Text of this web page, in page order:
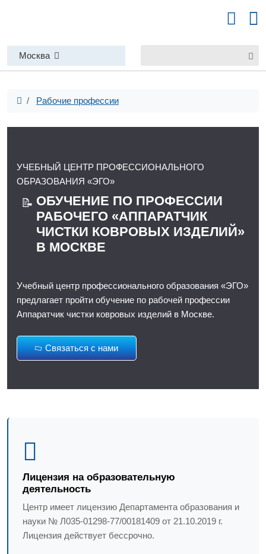
Москва
Рабочие профессии
УЧЕБНЫЙ ЦЕНТР ПРОФЕССИОНАЛЬНОГО
ОБРАЗОВАНИЯ «ЭГО»
📝 ОБУЧЕНИЕ ПО ПРОФЕССИИ
РАБОЧЕГО «АППАРАТЧИК
ЧИСТКИ КОВРОВЫХ ИЗДЕЛИЙ»
В МОСКВЕ
Учебный центр профессионального образования «ЭГО»
предлагает пройти обучение по рабочей профессии
Аппаратчик чистки ковровых изделий в Москве.
Связаться с нами
Лицензия на образовательную
деятельность
Центр имеет лицензию Департамента образования и
науки № Л035-01298-77/00181409 от 21.10.2019 г.
Лицензия действует бессрочно.